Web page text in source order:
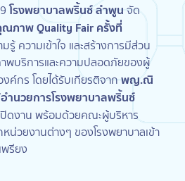
โรงพยาบาลพริ้นซ์ ลำพูน จัด
ภาพ Quality Fair ครั้งที่
รู้ ความเข้าใจ และสร้างการมีส่วน
บริการและความปลอดภัยของผู้
ค์กร โดยได้รับเกียรติจากพญ.ณิ
ำนวยการโรงพยาบาลพริ้นซ์
ปิดงาน พร้อมด้วยคณะผู้บริหาร
น่วยงานต่างๆ ของโรงพยาบาลเข้า
รียง